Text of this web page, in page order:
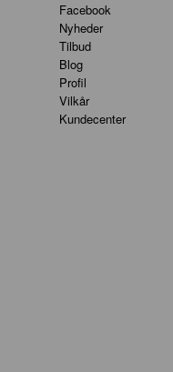
Facebook
Nyheder
Tilbud
Blog
Profil
Vilkår
Kundecenter